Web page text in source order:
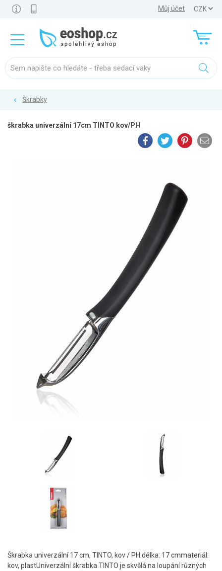
Můj účet
Škrabky
škrabka univerzální 17cm TINTO kov/PH
Škrabka univerzální 17 cm, TINTO, kov / PH.délka: 17 cmmateriál:
kov, plastUniverzální škrabka TINTO je skvělá na loupání různých